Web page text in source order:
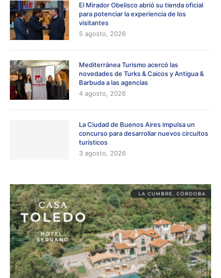
El Mirador Obelisco abrió su tienda oficial
para potenciar la experiencia de los
visitantes
5 agosto, 2026
Mediterránea Turismo acercó las
novedades de Turks & Caicos y Antigua &
Barbuda a las agencias
4 agosto, 2026
La Ciudad de Buenos Aires impulsa un
concurso para desarrollar nuevos circuitos
turísticos
3 agosto, 2026